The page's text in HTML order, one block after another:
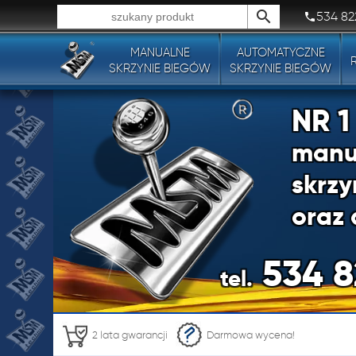
Wszystkie typy produktów!
534
MANUALNE
SKRZYNIE BIEGÓW
AUTOMATYCZNE
SKRZYNIE BIEGÓW
tel.534
NR
oraz
NR
2 lata gwarancji Darmowa wycena!